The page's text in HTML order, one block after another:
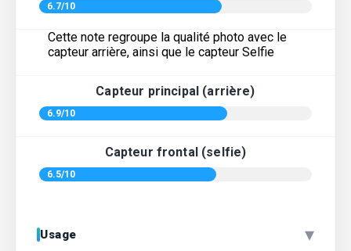
6.7/10
Cette note regroupe la qualité photo avec le
capteur arrière, ainsi que le capteur Selfie
Capteur principal (arrière)
6.9/10
Capteur frontal (selfie)
6.5/10
Usage ▾